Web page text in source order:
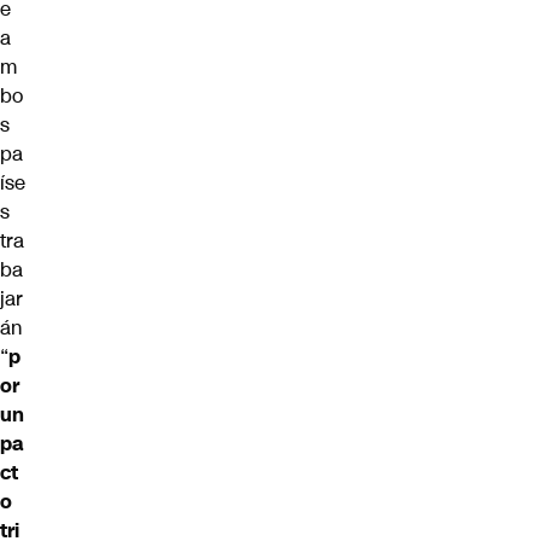
e
a
m
bo
s
pa
íse
s
tra
ba
jar
án
“p
or
un
pa
ct
o
tri